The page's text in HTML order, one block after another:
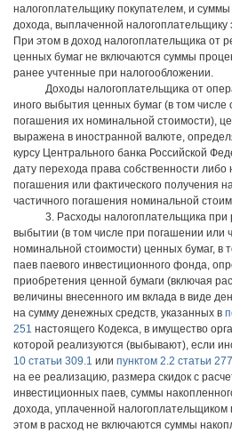
налогоплательщику покупателем, и суммы
дохода, выплаченной
При этом в доход налогоплательщика от
ценных бумаг не включаются суммы
ранее учтенные при налогообложении.
Доходы налогоплательщика от
иного выбытия ценных бумаг (в том числе
погашения их номинальной стоимости),
выражена в иностранной валюте,
курсу Центрального банка Российской
дату перехода права собственности либо
погашения или фактического получения
частичного погашения номинальной
3. Расходы налогоплательщика
выбытии (в том числе при погашении или
номинальной стоимости) ценных бумаг, в
паев паевого инвестиционного фонда,
приобретения ценной бумаги (включая
величины внесенного им вклада в виде
на сумму денежных средств, указанных в
251 настоящего Кодекса, в имущество
которой реализуются (выбывают), если
10 статьи 309.1 или пунктом 2.2 статьи 277
на ее реализацию, размера скидок с
инвестиционных паев, суммы
дохода, уплаченной
этом в расход не включаются суммы